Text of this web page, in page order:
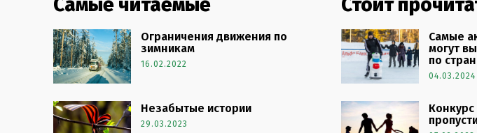
Ограничения движения по
зимникам
16.02.2022
Незабытые истории
29.03.2023
Самые
могут
по
04.03.2024